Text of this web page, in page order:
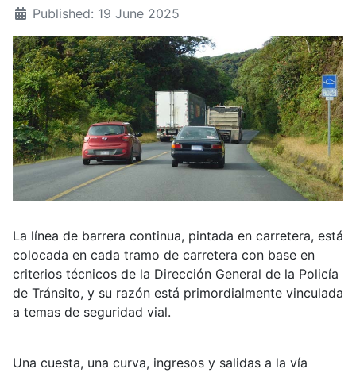
Published: 19 June 2025
La línea de barrera continua, pintada en carretera, está
colocada en cada tramo de carretera con base en
criterios técnicos de la Dirección General de la Policía
de Tránsito, y su razón está primordialmente vinculada
a temas de seguridad vial.
Una cuesta, una curva, ingresos y salidas a la vía